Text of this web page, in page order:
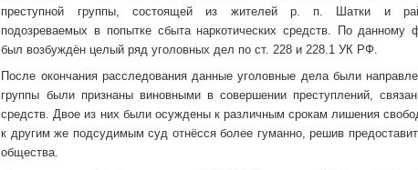
преступной группы, состоящей из жителей р. п. Шатки и
подозреваемых в попытке сбыта наркотических средств. По данному
был возбуждён целый ряд уголовных дел по ст. 228 и 228.1 УК РФ.
После окончания расследования данные уголовные дела были
группы были признаны виновными в совершении преступлений,
средств. Двое из них были осуждены к различным срокам лишения
к другим же подсудимым суд отнёсся более гуманно, решив
общества.